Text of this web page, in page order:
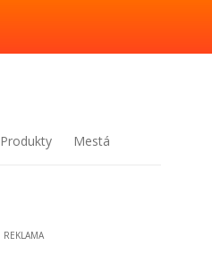
Produkty Mestá
REKLAMA